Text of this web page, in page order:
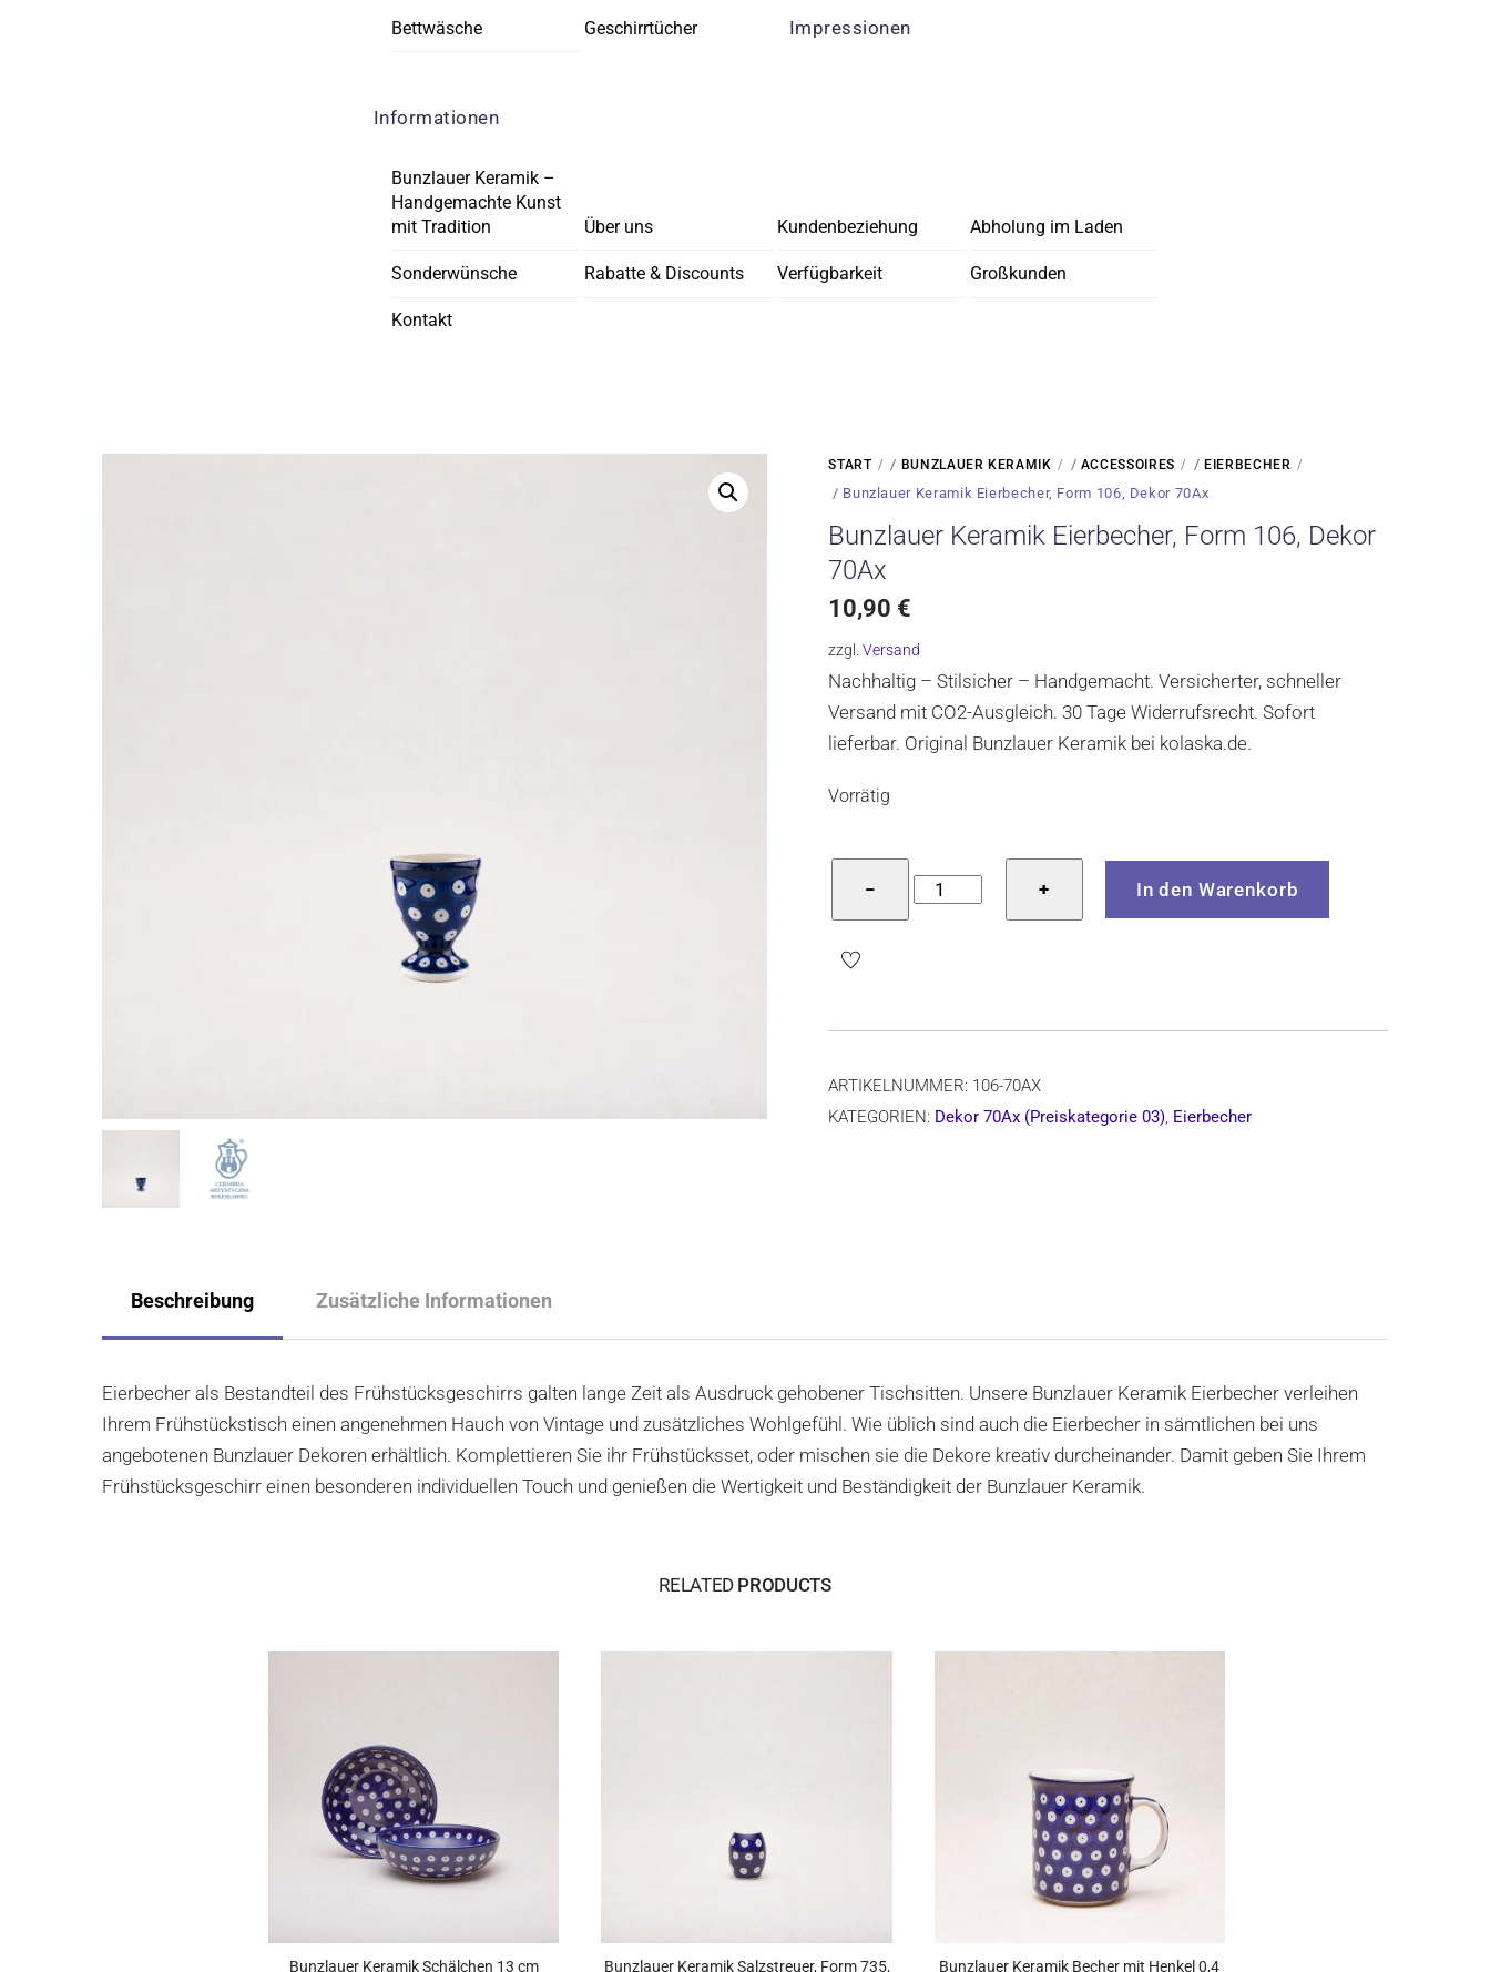
Bettwäsche Geschirrtücher Impressionen
Informationen
Bunzlauer Keramik –
Handgemachte Kunst
mit Tradition
Über uns Kundenbeziehung Abholung im Laden
Sonderwünsche Rabatte & Discounts Verfügbarkeit Großkunden
Kontakt
START / BUNZLAUER KERAMIK / ACCESSOIRES /EIERBECHER
/ Bunzlauer Keramik Eierbecher, Form 106, Dekor 70Ax
Bunzlauer Keramik Eierbecher, Form 106, Dekor
70Ax
10,90 €
zzgl.Versand
Nachhaltig – Stilsicher – Handgemacht. Versicherter, schneller
Versand mit CO2-Ausgleich. 30 Tage Widerrufsrecht. Sofort
lieferbar. Original Bunzlauer Keramik bei kolaska.de.
Vorrätig
−
Bunzlauer
Keramik
Dekor
Menge
+ In den Warenkorb
ARTIKELNUMMER: 106-70AX
KATEGORIEN: Dekor 70Ax (Preiskategorie 03), Eierbecher
Beschreibung Zusätzliche Informationen
Eierbecher als Bestandteil des Frühstücksgeschirrs galten lange Zeit als Ausdruck gehobener Tischsitten. Unsere Bunzlauer Keramik Eierbecher verleihen
Ihrem Frühstückstisch einen angenehmen Hauch von Vintage und zusätzliches Wohlgefühl. Wie üblich sind auch die Eierbecher in sämtlichen bei uns
angebotenen Bunzlauer Dekoren erhältlich. Komplettieren Sie ihr Frühstücksset, oder mischen sie die Dekore kreativ durcheinander. Damit geben Sie Ihrem
Frühstücksgeschirr einen besonderen individuellen Touch und genießen die Wertigkeit und Beständigkeit der Bunzlauer Keramik.
RELATEDPRODUCTS
Bunzlauer Keramik Schälchen 13 cm Bunzlauer Keramik Salzstreuer, Form 735, Bunzlauer Keramik Becher mit Henkel 0,4